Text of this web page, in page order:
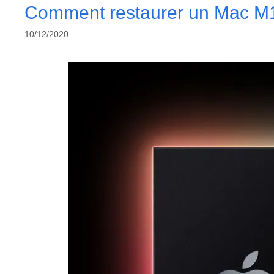
Comment restaurer un Mac
10/12/2020